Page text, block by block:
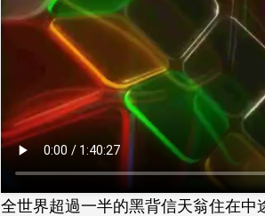
全世界超過一半的黑背信天翁住在